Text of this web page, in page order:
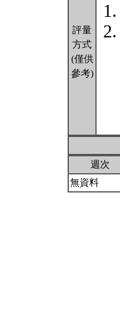
評量
方式
(僅供
參考)
週次
無資料